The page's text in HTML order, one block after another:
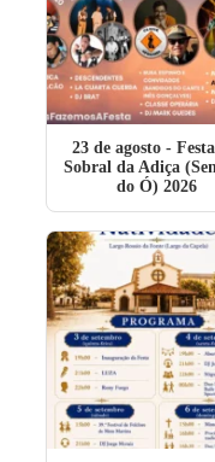
23 de agosto-
Sobral da Adiça
do Ó) 2026